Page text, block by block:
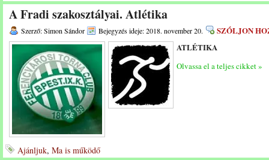
A Fradi szakosztályai. Atlétika
Szerző: Simon Sándor Bejegyzés ideje: 2018. november 20.
SZÓLJON
ATLÉTIKA
Olvassa el a teljes cikket »
Ajánljuk, Ma is működő